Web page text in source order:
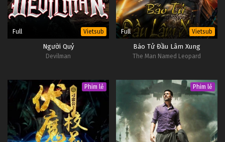
Full Vietsub
Người Quỷ
Devilman
Full Vietsub
Báo Tử Đầu Lâm Xung
The Man Named Leopard
Phim lẻ Phim lẻ